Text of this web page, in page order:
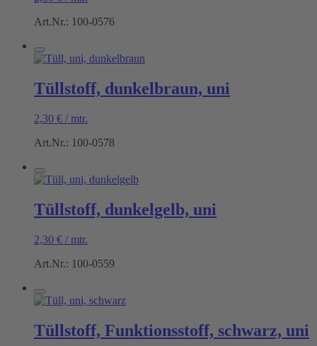
Art.Nr.: 100-0576
Tüllstoff, dunkelbraun, uni
2,30 € / mtr.
Art.Nr.: 100-0578
Tüllstoff, dunkelgelb, uni
2,30 € / mtr.
Art.Nr.: 100-0559
Tüllstoff, Funktionsstoff, schwarz, uni